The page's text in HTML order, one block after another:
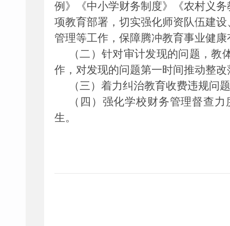
例》《中小学财务制度》《农村义
项教育部署，切实强化师资队伍建
管理等工作，保障腾冲教育事业健
（二）针对审计发现的问题，
作，对发现的问题第一时间推动整改
（三）着力纠治教育收费违规问
（四）强化学校财务管理督查
生。